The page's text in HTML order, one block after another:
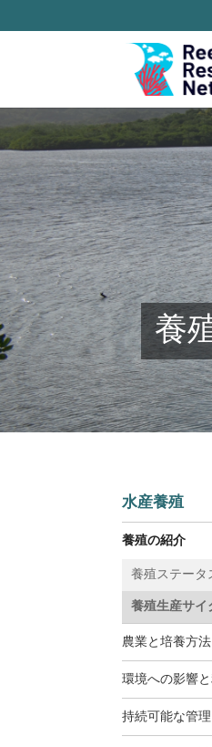
養
水産養殖
養殖の紹介
養殖ステータ
養殖生産サイ
農業と培養方法
環境への影響と
持続可能な管